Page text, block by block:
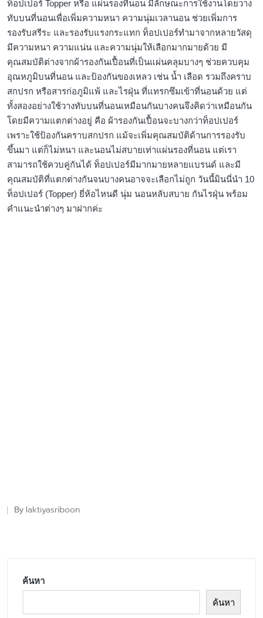
ท็อปเปอร์ Topper หรือ แผ่นรองที่นอน มีลักษณะการใช้งานโดยวาง
ทับบนที่นอนเพื่อเพิ่มความหนา ความนุ่มเวลานอน ช่วยเพิ่มการ
รองรับสรีระ และรองรับแรงกระแทก ท็อปเปอร์ทำมาจากหลายวัสดุ
มีความหนา ความแน่น และความนุ่มให้เลือกมากมายด้วย มี
คุณสมบัติต่างจากผ้ารองกันเปื้อนที่เป็นแผ่นคลุมบางๆ ช่วยควบคุม
อุณหภูมิบนที่นอน และป้องกันของเหลว เช่น น้ำ เลือด รวมถึงคราบ
สกปรก หรือสารก่อภูมิแพ้ และไรฝุ่น ที่แทรกซึมเข้าที่นอนด้วย แต่
ทั้งสองอย่างใช้วางทับบนที่นอนเหมือนกันบางคนจึงคิดว่าเหมือนกัน
โดยมีความแตกต่างอยู่ คือ ผ้ารองกันเปื้อนจะบางกว่าท็อปเปอร์
เพราะใช้ป้องกันคราบสกปรก แม้จะเพิ่มคุณสมบัติด้านการรองรับ
ขึ้นมา แต่ก็ไม่หนา และนอนไม่สบายเท่าแผ่นรองที่นอน แต่เรา
สามารถใช้ควบคู่กันได้ ท็อปเปอร์มีมากมายหลายแบรนด์ และมี
คุณสมบัติที่แตกต่างกันจนบางคนอาจจะเลือกไม่ถูก วันนี้มินนี่นำ 10
ท็อปเปอร์ (Topper) ยี่ห้อไหนดี นุ่ม นอนหลับสบาย กันไรฝุ่น พร้อม
คำแนะนำต่างๆ มาฝากค่ะ
Posted
By laktiyasriboon
ค้นหา
ค้นหา